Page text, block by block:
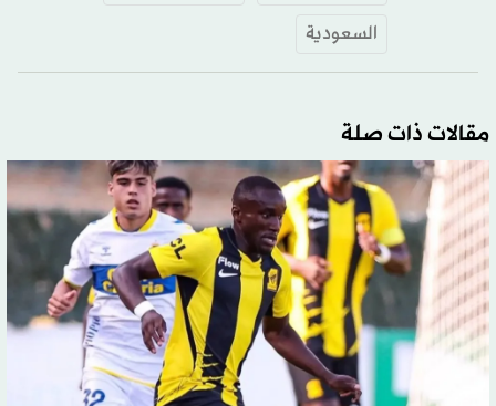
السعودية
مقالات ذات صلة